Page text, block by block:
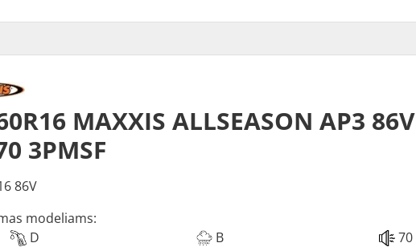
MAXXIS ALLSEASON AP3 86V
3PMSF
86V
modeliams:
D
B 70